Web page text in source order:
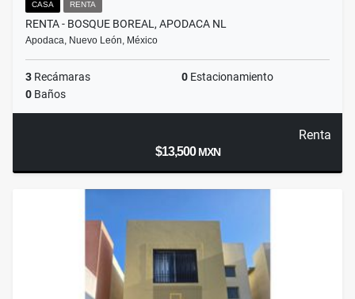
CASA RENTA
RENTA - BOSQUE BOREAL, APODACA NL
Apodaca, Nuevo León, México
3 Recámaras 0 Estacionamiento
0 Baños
Renta
$13,500MXN